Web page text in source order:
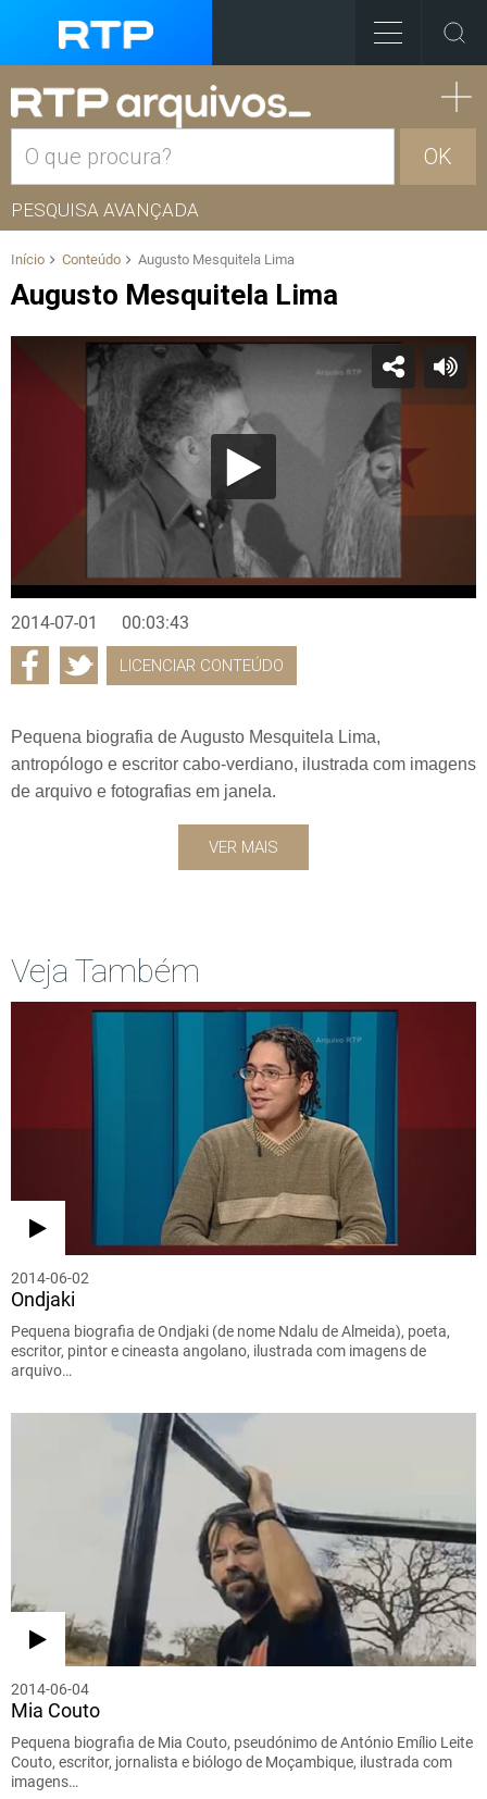
OK
PESQUISA AVANÇADA
Início Conteúdo Augusto Mesquitela Lima
Augusto Mesquitela Lima
2014-07-01 00:03:43
LICENCIAR CONTEÚDO
Pequena biografia de Augusto Mesquitela Lima,
antropólogo e escritor cabo-verdiano, ilustrada com imagens
de arquivo e fotografias em janela.
VER MAIS
Veja Também
2014-06-02
Ondjaki
Pequena biografia de Ondjaki (de nome Ndalu de Almeida), poeta,
escritor, pintor e cineasta angolano, ilustrada com imagens de
arquivo…
2014-06-04
Mia Couto
Pequena biografia de Mia Couto, pseudónimo de António Emílio Leite
Couto, escritor, jornalista e biólogo de Moçambique, ilustrada com
imagens…